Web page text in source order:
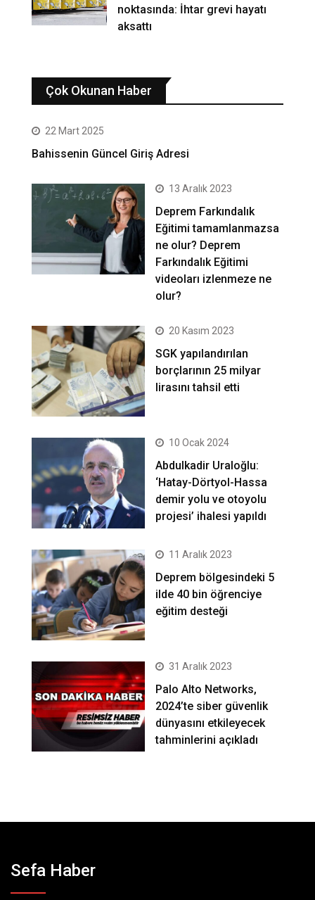
noktasında: İhtar grevi hayatı
aksattı
Çok Okunan Haber
22 Mart 2025
Bahissenin Güncel Giriş Adresi
13 Aralık 2023
Deprem Farkındalık
Eğitimi tamamlanmazsa
ne olur? Deprem
Farkındalık Eğitimi
videoları izlenmeze ne
olur?
20 Kasım 2023
SGK yapılandırılan
borçlarının 25 milyar
lirasını tahsil etti
10 Ocak 2024
Abdulkadir Uraloğlu:
‘Hatay-Dörtyol-Hassa
demir yolu ve otoyolu
projesi’ ihalesi yapıldı
11 Aralık 2023
Deprem bölgesindeki 5
ilde 40 bin öğrenciye
eğitim desteği
31 Aralık 2023
Palo Alto Networks,
2024’te siber güvenlik
dünyasını etkileyecek
tahminlerini açıkladı
Sefa Haber